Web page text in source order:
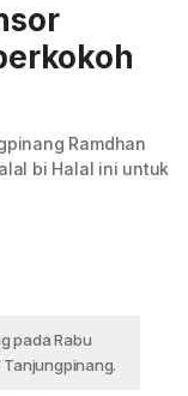
Ramdhan
bi Halal ini untuk
pada Rabu